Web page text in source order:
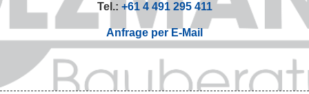
Tel.: +61 4 491 295 411
Anfrage per E-Mail